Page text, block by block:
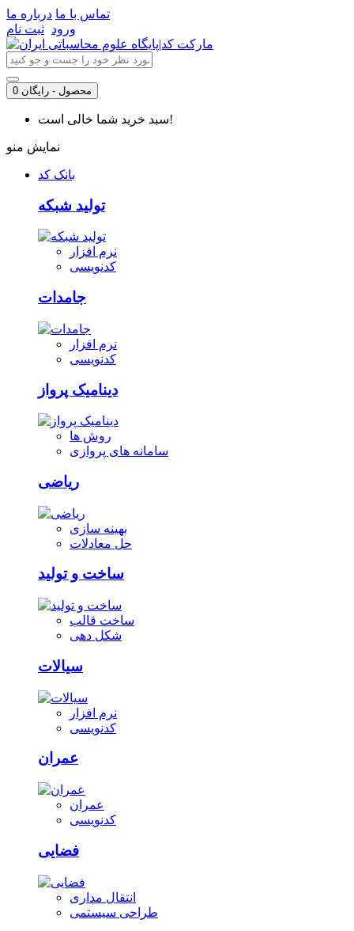
تماس با ما درباره ما
ورود ثبت نام
0 محصول - رایگان
سبد خرید شما خالی است!
نمایش منو
بانک کد
تولید شبکه
نرم افزار
کدنویسی
جامدات
نرم افزار
کدنویسی
دینامیک پرواز
روش ها
سامانه های پروازی
ریاضی
بهینه سازی
حل معادلات
ساخت و تولید
ساخت قالب
شکل دهی
سیالات
نرم افزار
کدنویسی
عمران
عمران
کدنویسی
فضایی
انتقال مداری
طراحی سیستمی